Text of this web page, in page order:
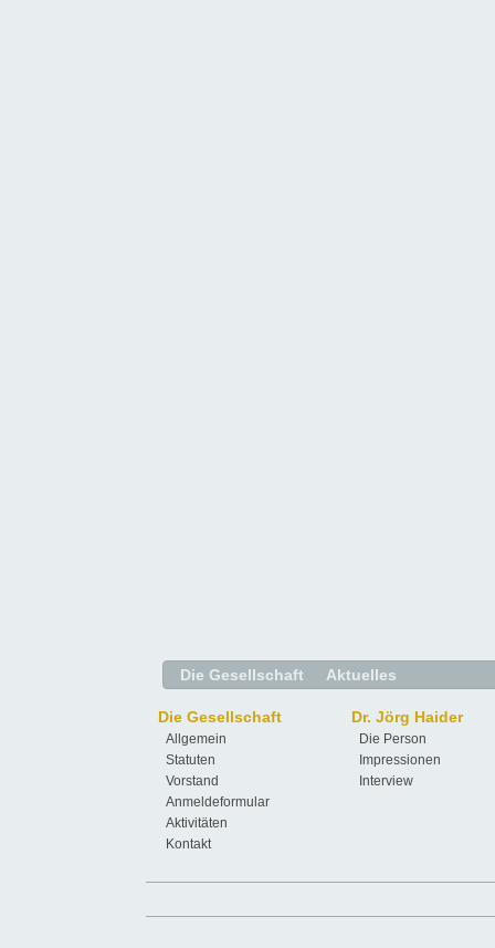
Die Gesellschaft Aktuelles
Die Gesellschaft
Allgemein
Statuten
Vorstand
Anmeldeformular
Aktivitäten
Kontakt
Dr. Jörg Haider
Die Person
Impressionen
Interview